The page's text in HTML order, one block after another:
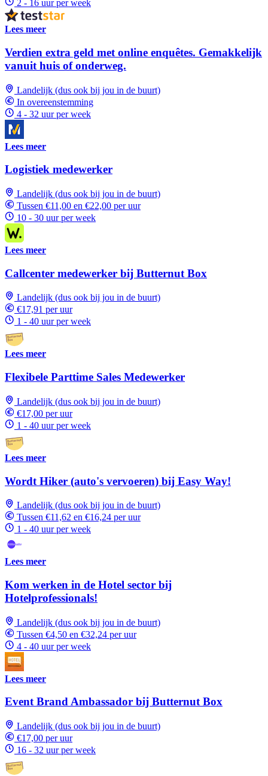
2 - 16 uur per week
Lees meer
Verdien extra geld met online enquêtes. Gemakkelijk
vanuit huis of onderweg.
Landelijk (dus ook bij jou in de buurt)
In overeenstemming
4 - 32 uur per week
Lees meer
Logistiek medewerker
Landelijk (dus ook bij jou in de buurt)
Tussen €11,00 en €22,00 per uur
10 - 30 uur per week
Lees meer
Callcenter medewerker bij Butternut Box
Landelijk (dus ook bij jou in de buurt)
€17,91 per uur
1 - 40 uur per week
Lees meer
Flexibele Parttime Sales Medewerker
Landelijk (dus ook bij jou in de buurt)
€17,00 per uur
1 - 40 uur per week
Lees meer
Wordt Hiker (auto's vervoeren) bij Easy Way!
Landelijk (dus ook bij jou in de buurt)
Tussen €11,62 en €16,24 per uur
1 - 40 uur per week
Lees meer
Kom werken in de Hotel sector bij
Hotelprofessionals!
Landelijk (dus ook bij jou in de buurt)
Tussen €4,50 en €32,24 per uur
4 - 40 uur per week
Lees meer
Event Brand Ambassador bij Butternut Box
Landelijk (dus ook bij jou in de buurt)
€17,00 per uur
16 - 32 uur per week